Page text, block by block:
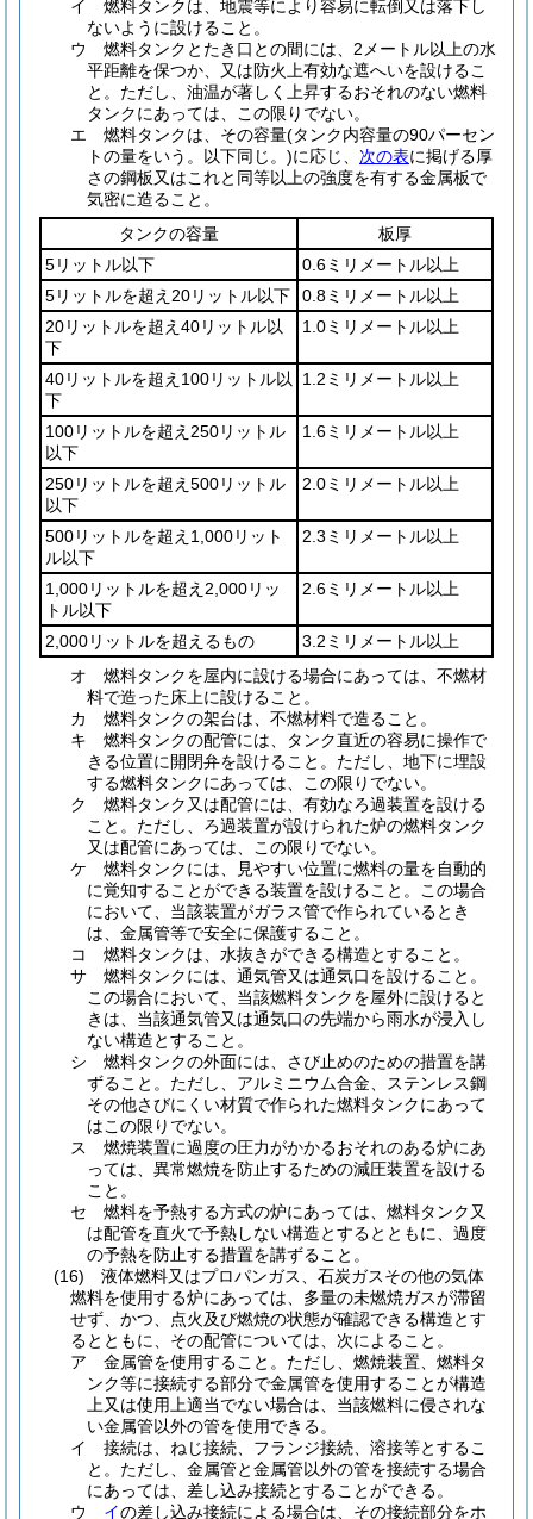
イ
燃料タンクは、地震等により容易に転倒又は落下し
ないように設けること。
ウ
燃料タンクとたき口との間には、2メートル以上の水
平距離を保つか、又は防火上有効な遮へいを設けるこ
と。 ただし、油温が著しく上昇するおそれのない燃料
タンクにあっては、この限りでない。
エ
燃料タンクは、その容量(タンク内容量の90パーセン
トの量をいう。以下同じ。)に応じ、 次の表に掲げる厚
さの鋼板又はこれと同等以上の強度を有する金属板で
気密に造ること。
タンクの容量
板厚
5リットル以下
0.6ミリメートル以上
5リットルを超え20リットル以下
0.8ミリメートル以上
20リットルを超え40リットル以
下
1.0ミリメートル以上
40リットルを超え100リットル以
下
1.2ミリメートル以上
100リットルを超え250リットル
以下
1.6ミリメートル以上
250リットルを超え500リットル
以下
2.0ミリメートル以上
500リットルを超え1,000リット
ル以下
2.3ミリメートル以上
1,000リットルを超え2,000リッ
トル以下
2.6ミリメートル以上
2,000リットルを超えるもの
3.2ミリメートル以上
オ
燃料タンクを屋内に設ける場合にあっては、不燃材
料で造った床上に設けること。
カ
燃料タンクの架台は、不燃材料で造ること。
キ
燃料タンクの配管には、タンク直近の容易に操作で
きる位置に開閉弁を設けること。 ただし、地下に埋設
する燃料タンクにあっては、この限りでない。
ク
燃料タンク又は配管には、有効なろ過装置を設ける
こと。 ただし、ろ過装置が設けられた炉の燃料タンク
又は配管にあっては、この限りでない。
ケ
燃料タンクには、見やすい位置に燃料の量を自動的
に覚知することができる装置を設けること。
この場合
において、当該装置がガラス管で作られているとき
は、金属管等で安全に保護すること。
コ
燃料タンクは、水抜きができる構造とすること。
サ
燃料タンクには、通気管又は通気口を設けること。
この場合において、当該燃料タンクを屋外に設けると
きは、当該通気管又は通気口の先端から雨水が浸入し
ない構造とすること。
シ
燃料タンクの外面には、さび止めのための措置を講
ずること。 ただし、アルミニウム合金、ステンレス鋼
その他さびにくい材質で作られた燃料タンクにあって
はこの限りでない。
ス
燃焼装置に過度の圧力がかかるおそれのある炉にあ
っては、異常燃焼を防止するための減圧装置を設ける
こと。
セ
燃料を予熱する方式の炉にあっては、燃料タンク又
は配管を直火で予熱しない構造とするとともに、過度
の予熱を防止する措置を講ずること。
(16)
液体燃料又はプロパンガス、石炭ガスその他の気体
燃料を使用する炉にあっては、多量の未燃焼ガスが滞留
せず、かつ、点火及び燃焼の状態が確認できる構造とす
るとともに、その配管については、次によること。
ア
金属管を使用すること。 ただし、燃焼装置、燃料タ
ンク等に接続する部分で金属管を使用することが構造
上又は使用上適当でない場合は、当該燃料に侵されな
い金属管以外の管を使用できる。
イ
接続は、ねじ接続、フランジ接続、溶接等とするこ
と。 ただし、金属管と金属管以外の管を接続する場合
にあっては、差し込み接続とすることができる。
ウ
イの差し込み接続による場合は、その接続部分をホ